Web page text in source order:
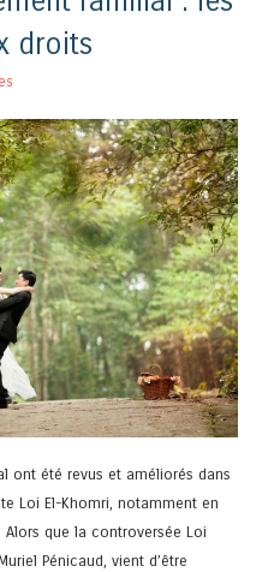
droits
ont été revus et améliorés dans
Loi El-Khomri, notamment en
que la controversée Loi
Pénicaud, vient d’être